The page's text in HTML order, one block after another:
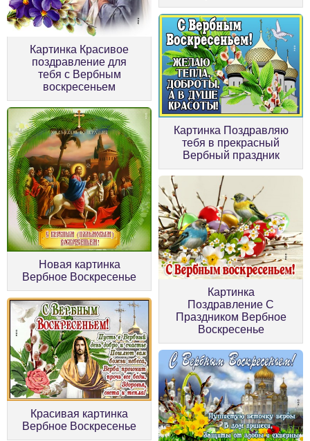
Картинка Красивое
поздравление для
тебя с Вербным
воскресеньем
Новая картинка
Вербное Воскресенье
Картинка Поздравляю
тебя в прекрасный
Вербный праздник
Красивая картинка
Вербное Воскресенье
Картинка
Поздравление С
Праздником Вербное
Воскресенье